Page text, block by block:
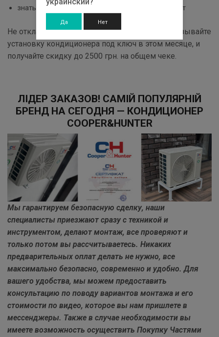
знать окончательную стоимость основных работ
Не откладывайте своё решение на потом, заказывайте
установку кондиционера под ключ в этом месяце, и
получайте скидку до 2500 грн. на общем чеке.
ЛІДЕР ЗАКАЗОВ! САМІЙ ПОПУЛЯРНІЙ
БРЕНД НА СЕГОДНЯ — КОНДИЦИОНЕР
COOPER&HUNTER
Мы гарантируем безопасную сделку, наши
специалисты приезжают сразу с техникой и
инструментом, делают монтаж, все проверяют и
только потом вы рассчитываетесь. Никаких
предварительных оплат делать не нужно, все
максимально безопасно, современно и удобно. Для
вашего удобства, мы можем предоставить
консультацию по поводу вариантов монтажа и его
стоимости по видео, которое вы нам пришлете в
мессенджеры. Также в случае необходимости вы
имеете возможность осуществить Покупку Частями
Да Нет